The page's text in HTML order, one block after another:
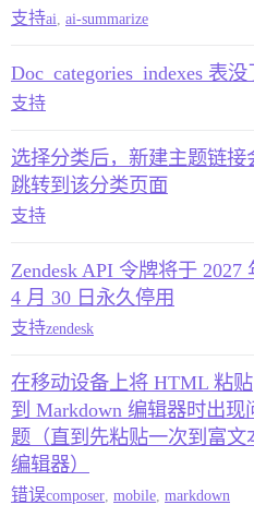
支持ai ai-summarize
Doc_categories_indexes 表没
支持
选择分类后，新建主题链接
跳转到该分类页面
支持
Zendesk API 令牌将于 2027
4 月 30 日永久停用
支持zendesk
在移动设备上将 HTML 粘贴
到 Markdown 编辑器时出现
题（直到先粘贴一次到富文
编辑器）
错误composer mobile markdown